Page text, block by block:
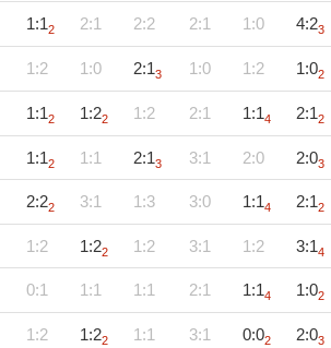
1:12 2:1 2:2 2:1 1:0 4:23
1:2 1:0 2:13 1:0 1:2 1:02
1:12 1:22 1:2 2:1 1:14 2:12
1:12 1:1 2:13 3:1 2:0 2:03
2:22 3:1 1:3 3:0 1:14 2:12
1:2 1:22 1:2 3:1 1:2 3:14
0:1 1:1 1:1 2:1 1:14 1:02
1:2 1:22 1:1 3:1 0:02 2:03